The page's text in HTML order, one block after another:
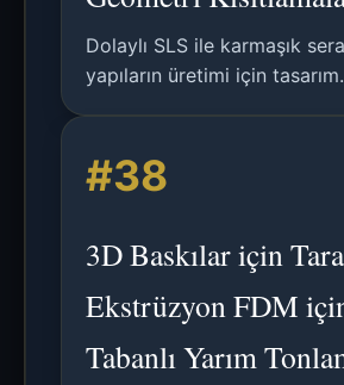
Dolaylı SLS ile karmaşık
yapıların üretimi için tasarım
karşılaştırılması.
#38
3D Baskılar için
Ekstrüzyon FDM
Tabanlı Yarım